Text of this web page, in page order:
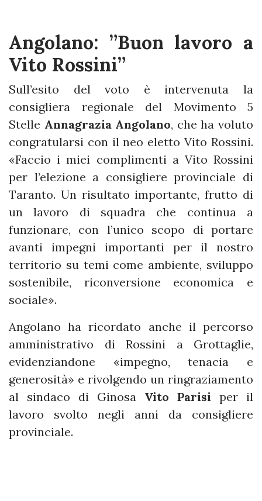
Angolano: ”Buon lavoro a
Vito Rossini”
Sull’esito del voto è intervenuta la
consigliera regionale del Movimento 5
Stelle Annagrazia Angolano, che ha voluto
congratularsi con il neo eletto Vito Rossini.
«Faccio i miei complimenti a Vito Rossini
per l’elezione a consigliere provinciale di
Taranto. Un risultato importante, frutto di
un lavoro di squadra che continua a
funzionare, con l’unico scopo di portare
avanti impegni importanti per il nostro
territorio su temi come ambiente, sviluppo
sostenibile, riconversione economica e
sociale».
Angolano ha ricordato anche il percorso
amministrativo di Rossini a Grottaglie,
evidenziandone «impegno, tenacia e
generosità» e rivolgendo un ringraziamento
al sindaco di Ginosa Vito Parisi per il
lavoro svolto negli anni da consigliere
provinciale.